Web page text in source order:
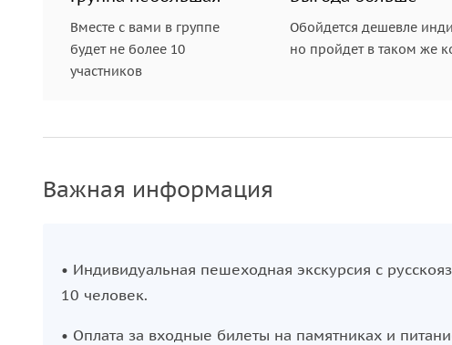
Вместе с вами в группе
будет не более 10
участников
Обойдется дешевле
но пройдет в таком же
Важная информация
• Индивидуальная пешеходная экскурсия с
10 человек.
• Оплата за входные билеты на памятниках и